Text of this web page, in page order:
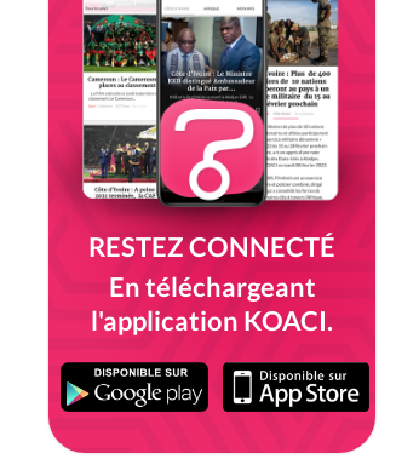
RESTEZ CONNECTÉ
En téléchargeant
l'application KOACI.